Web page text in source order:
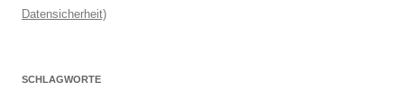
Datensicherheit)
SCHLAGWORTE